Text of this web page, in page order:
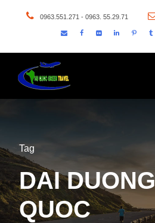
0963.551.271 - 0963. 55.29.71
Tag
DAI
QUOC